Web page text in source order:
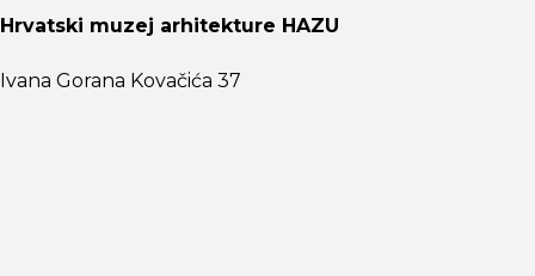
Hrvatski muzej arhitekture HAZU
Ivana Gorana Kovačića 37